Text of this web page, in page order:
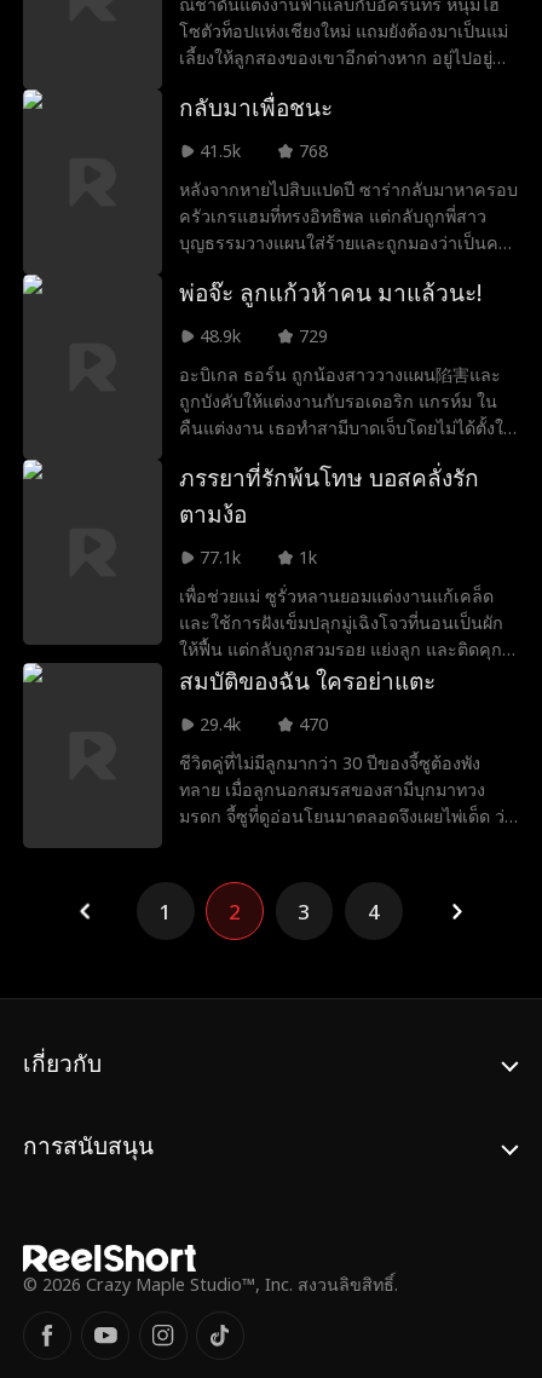
ไม่นานนัก พี่ชายของเขาและเซบาสเตียน พ่อ
ผู้ทรงอิทธิพล ก็ดึงเธอเข้าสู่โลกของพวกเขา
เมื่อความสัมพันธ์กับสามคนนี้เริ่มก่อตัวขึ้น
ฝาแฝดก็เริ่มปรากฏขึ้น
โซตัวท็อปแห่งเชียงใหม่ แถมยังต้องมาเป็นแม่
เลี้ยงให้ลูกสองของเขาอีกต่างหาก อยู่ไปอยู่
ณิชามารู้ทีหลังว่าเด็กสองคนนั้น…เป็นลูกแท้ๆ
ขึ้นมา ความลับของณิชาก็ถูกเปิดขึ้น งานนี้คน
เลวโดนจัดการตามกฎหมายเรียบร้อย สุดท้าย
ณิชากับอัครินทร์ก็ได้พาลูกๆ สองคน ใช้ชีวิต
หวานๆ และอบอุ่นๆ แบบครอบครัวแสนสุข ที่
กลับมาเพื่อชนะ
41.5k
768
หลังจากหายไปสิบแปดปี ซาร่ากลับมาหาครอบ
ครัวเกรแฮมที่ทรงอิทธิพล แต่กลับถูกพี่สาว
บุญธรรมวางแผนใส่ร้ายและถูกมองว่าเป็นคน
เธอซ่อนความเป็นนักไวโอลินระดับโลก นัก
พรสวรรค์ เมื่อโจนาธาน อดีตคู่หมั้นของเธอ
ค้นพบความจริง เขาตระหนักว่าผู้หญิงที่เขา
เคยละทิ้งคือคนที่เขาถูกลิขิตให้รักมาตลอด
พ่อจ๊ะ ลูกแก้วห้าคน มาแล้วนะ!
48.9k
729
อะบิเกล ธอร์น ถูกน้องสาววางแผน陷害และ
ถูกบังคับให้แต่งงานกับรอเดอริก แกรห์ม ใน
คืนแต่งงาน เธอทำสามีบาดเจ็บโดยไม่ได้ตั้งใจ
กลับมาอีกครั้งในฐานะหมอผู้วิเศษพร้อมลูก ๆ
ฉลาด ๆ ห้าคน รอเดอริก แกรห์ม ผู้ที่เคย
รั้ง โดยไม่รู้ว่าพวกเขาคือครอบครัวที่เขาตาม
หามาตลอด
ภรรยาที่รักพ้นโทษ บอสคลั่งรัก
ตามง้อ
77.1k
1k
เพื่อช่วยแม่ ซูรั่วหลานยอมแต่งงานแก้เคล็ด
และใช้การฝังเข็มปลุกมู่เฉิงโจวที่นอนเป็นผัก
ให้ฟื้น แต่กลับถูกสวมรอย แย่งลูก และติดคุก
สามปีต่อมาเธอพ้นโทษและกลับเข้าไปในบ้าน
ปกป้องลูกชาย ทวงคืนตัวตน และสุดท้ายก็ได้
ครองรักกับมู่เฉิงโจว
สมบัติของฉัน ใครอย่าแตะ
29.4k
470
ชีวิตคู่ที่ไม่มีลูกมากว่า 30 ปีของจี้ซูต้องพัง
ทลาย เมื่อลูกนอกสมรสของสามีบุกมาทวง
มรดก จี้ซูที่ดูอ่อนโยนมาตลอดจึงเผยไพ่เด็ด ว่า
โลภ โดยไม่รู้ว่ากำลังติดกับ เมื่อความจริง
ปรากฏ ไม่มีใครรอดพ้นไปได้
1 2 3 4
เกี่ยวกับ
การสนับสนุน
© 2026 Crazy Maple Studio™, Inc. สงวนลิขสิทธิ์.